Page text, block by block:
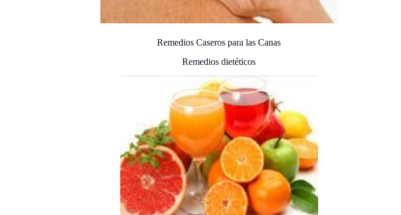
Remedios Caseros para las Canas
Remedios dietéticos